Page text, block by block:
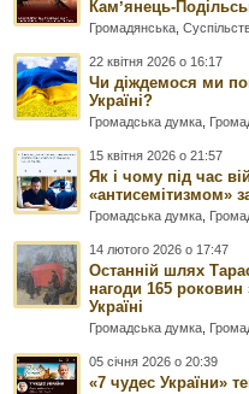
Камʼянець-
Громадянська ,
22 квітня 2026 о 16:17
Чи діждемося ми
Україні?
Громадська думка
15 квітня 2026 о 21:57
Як і чому під час
«антисемітизмом»
Громадська думка
14 лютого 2026 о 17:47
Останній шлях
нагоди 165 роковин
Україні
Громадська думка
05 січня 2026 о 20:39
«7 чудес України»